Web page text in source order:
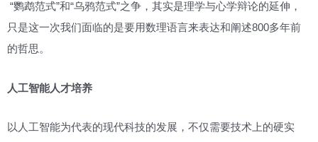
“鹦鹉范式”和“乌鸦范式”之争，其实是理学与心学辩论的延伸，
只是这一次我们面临的是要用数理语言来表达和阐述800多年前
的哲思。
人工智能人才培养
以人工智能为代表的现代科技的发展，不仅需要技术上的硬实